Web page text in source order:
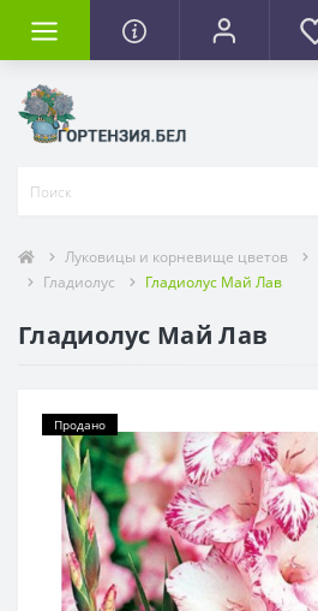
Луковицы и корневище цветов
Гладиолус
Гладиолус Май Лав
Гладиолус Май Лав
Продано